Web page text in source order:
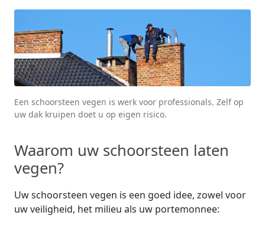
Een schoorsteen vegen is werk voor professionals. Zelf op
uw dak kruipen doet u op eigen risico.
Waarom uw schoorsteen laten
vegen?
Uw schoorsteen vegen is een goed idee, zowel voor
uw veiligheid, het milieu als uw portemonnee: